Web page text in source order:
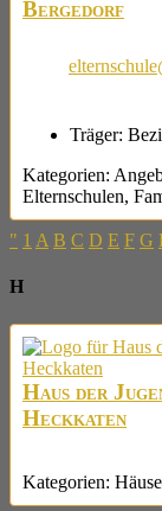
Bergedorf
Träger:
Kategorien:
Elternschulen,
" 1 A B C D E F G
H
Haus der
Heckkaten
Kategorien: